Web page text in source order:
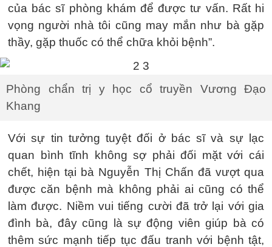
của bác sĩ phòng khám để được tư vấn. Rất hi
vọng người nhà tôi cũng may mắn như bà gặp
thầy, gặp thuốc có thể chữa khỏi bệnh”.
Phòng chẩn trị y học cổ truyền Vương Đạo
Khang
Với sự tin tưởng tuyệt đối ở bác sĩ và sự lạc
quan bình tĩnh không sợ phải đối mặt với cái
chết, hiện tại bà Nguyễn Thị Chấn đã vượt qua
được căn bệnh mà không phải ai cũng có thể
làm được. Niềm vui tiếng cười đã trở lại với gia
đình bà, đây cũng là sự động viên giúp bà có
thêm sức mạnh tiếp tục đấu tranh với bệnh tật,